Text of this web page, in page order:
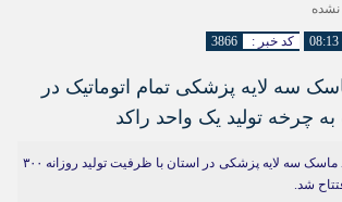
نشده
کد خبر : 3866
سه لایه پزشکی تمام اتوماتیک در
به چرخه تولید یک واحد راکد
مجهزترین کارخانه تولید ماسک سه لایه پزشکی در استان با ظرفیت تولید روزانه ۳۰۰
شد.